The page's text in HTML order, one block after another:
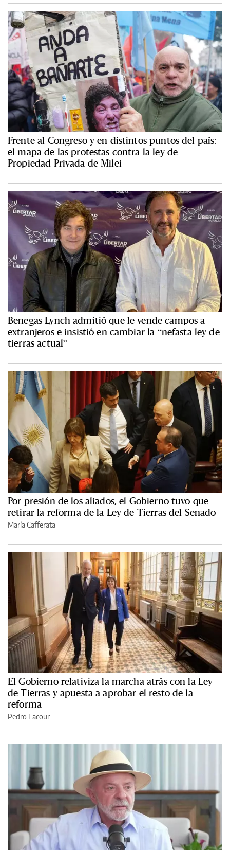
Frente al Congreso y en distintos puntos del país:
el mapa de las protestas contra la ley de
Propiedad Privada de Milei
Benegas Lynch admitió que le vende campos a
extranjeros e insistió en cambiar la “nefasta ley de
tierras actual”
Por presión de los aliados, el Gobierno tuvo que
retirar la reforma de la Ley de Tierras del Senado
María Cafferata
El Gobierno relativiza la marcha atrás con la Ley
de Tierras y apuesta a aprobar el resto de la
reforma
Pedro Lacour